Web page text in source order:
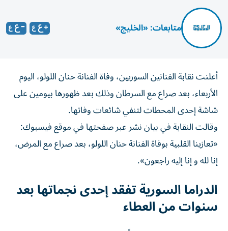
متابعات: «الخليج»
أعلنت نقابة الفنانين السوريين، وفاة الفنانة حنان اللولو، اليوم
الأربعاء، بعد صراع مع السرطان وذلك بعد ظهورها بيومين على
شاشة إحدى المحطات لتنفي شائعات وفاتها.
وقالت النقابة في بيان نشر عبر صفحتها في موقع فيسبوك:
«تعازينا القلبية بوفاة الفنانة حنان اللولو، بعد صراع مع المرض،
إنا لله و إنا إليه راجعون».
الدراما السورية تفقد إحدى نجماتها بعد
سنوات من العطاء